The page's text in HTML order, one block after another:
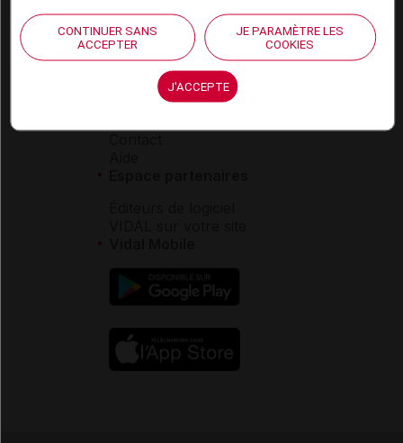
Carrières
Charte éthique et
déontologique
Service client
CONTINUER SANS
ACCEPTER
JE PARAMÈTRE LES
COOKIES
J'ACCEPTE